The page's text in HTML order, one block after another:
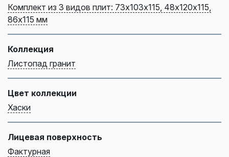
Комплект из 3 видов плит: 73х103х115, 48х120х115,
86х115 мм
Коллекция
Листопад гранит
Цвет коллекции
Хаски
Лицевая поверхность
Фактурная